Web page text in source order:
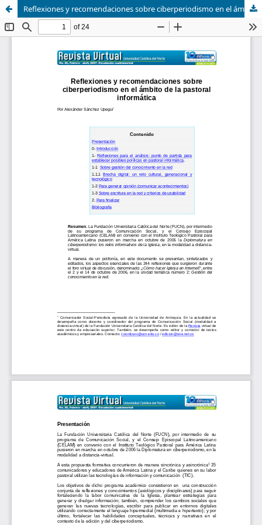
Reflexiones y recomendaciones sobre ciberperiodismo en el ámbito de la pastoral informática